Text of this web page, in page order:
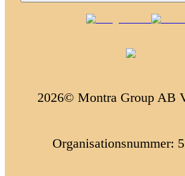
2026© Montra Group AB
Organisationsnummer: